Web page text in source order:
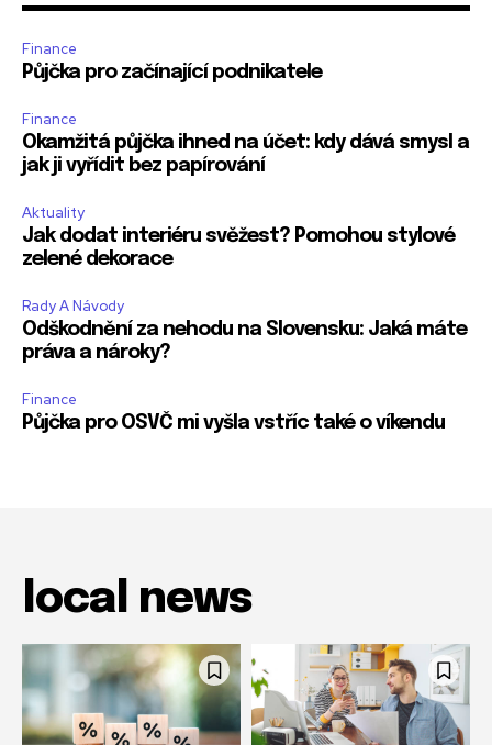
Finance
Půjčka pro začínající podnikatele
Finance
Okamžitá půjčka ihned na účet: kdy dává smysl a
jak ji vyřídit bez papírování
Aktuality
Jak dodat interiéru svěžest? Pomohou stylové
zelené dekorace
Rady A Návody
Odškodnění za nehodu na Slovensku: Jaká máte
práva a nároky?
Finance
Půjčka pro OSVČ mi vyšla vstříc také o víkendu
local news